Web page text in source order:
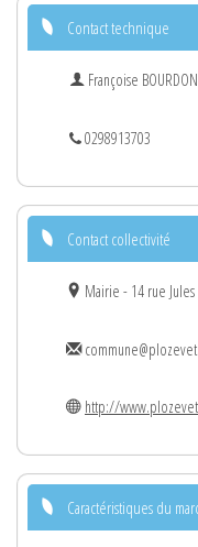
Contact technique
Françoise BOURDON
0298913703
Contact collectivité
Mairie - 14 rue Jules
http://
Caractéristiques du